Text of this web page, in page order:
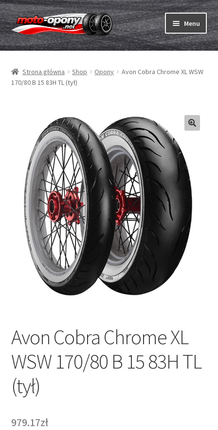
Przejdź
do
nawigacji
Przejdź
do
treści
Menu
Opony
Rozwiń
Dętki & taśmy
Rozwiń
Marki
menu
Kontakt
Strona główna Shop Opony
Avon Cobra Chrome XL WSW
170/80 B 15 83H TL (tył)
Avon Cobra Chrome XL
WSW 170/80 B 15 83H TL
(tył)
979.17zł